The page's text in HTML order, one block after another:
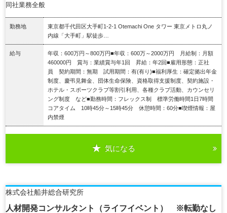
同社業務全般
勤務地
東京都千代田区大手町1-2-1 Otemachi One タワー 東京メトロ丸ノ
内線「大手町」駅徒歩…
給与
年収：600万円～800万円■年収：600万～2000万円 月給制：月額
460000円 賞与：業績賞与年1回 昇給：年2回■雇用形態：正社
員 契約期間：無期 試用期間：有(有り)■福利厚生：確定拠出年金
制度、慶弔見舞金、団体生命保険、資格取得支援制度、契約施設・
ホテル・スポーツクラブ等割引利用、各種クラブ活動、カウンセリ
ング制度 など■勤務時間：フレックス制 標準労働時間1日7時間
コアタイム 10時45分～15時45分 休憩時間：60分■喫煙情報：屋
内禁煙
気になる
株式会社船井総合研究所
人材開発コンサルタント（ライフイベント） ※転勤なし